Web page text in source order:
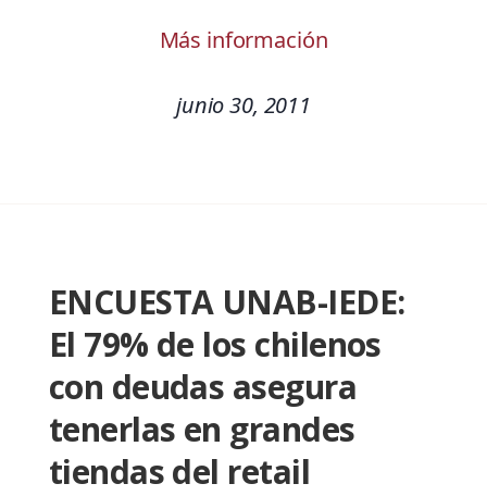
Más información
junio 30, 2011
ENCUESTA UNAB-IEDE:
El 79% de los chilenos
con deudas asegura
tenerlas en grandes
tiendas del retail